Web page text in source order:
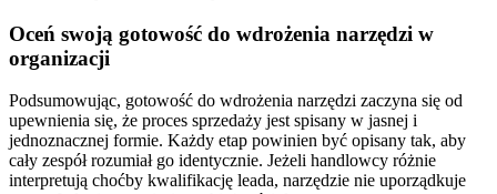
Oceń swoją gotowość do wdrożenia narzędzi w
organizacji
Podsumowując, gotowość do wdrożenia narzędzi zaczyna się od
upewnienia się, że proces sprzedaży jest spisany w jasnej i
jednoznacznej formie. Każdy etap powinien być opisany tak, aby
cały zespół rozumiał go identycznie. Jeżeli handlowcy różnie
interpretują choćby kwalifikację leada, narzędzie nie uporządkuje